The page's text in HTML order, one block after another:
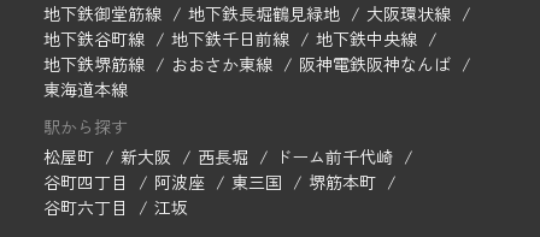
地下鉄御堂筋線
地下鉄長堀鶴見緑地
大阪環状線
地下鉄谷町線
地下鉄千日前線
地下鉄中央線
地下鉄堺筋線
おおさか東線
阪神電鉄阪神なんば
東海道本線
駅から探す
松屋町
新大阪 西長堀
ドーム前千代崎
谷町四丁目
阿波座 東三国
堺筋本町
谷町六丁目
江坂